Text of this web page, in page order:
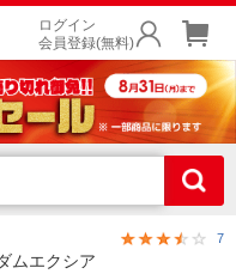
ログイン
会員登録(無料)
7
ムエクシア